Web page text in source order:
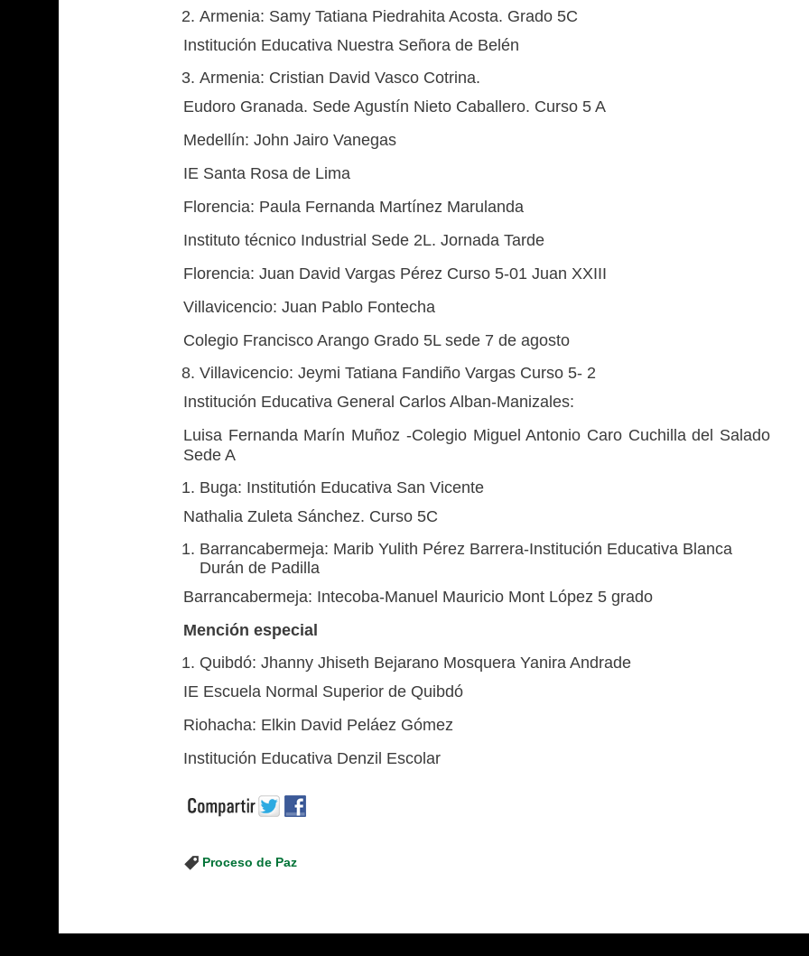
Armenia: Samy Tatiana Piedrahita Acosta. Grado 5C
Institución Educativa Nuestra Señora de Belén
Armenia: Cristian David Vasco Cotrina.
Eudoro Granada. Sede Agustín Nieto Caballero. Curso 5 A
Medellín: John Jairo Vanegas
IE Santa Rosa de Lima
Florencia: Paula Fernanda Martínez Marulanda
Instituto técnico Industrial Sede 2L. Jornada Tarde
Florencia: Juan David Vargas Pérez Curso 5-01 Juan XXIII
Villavicencio: Juan Pablo Fontecha
Colegio Francisco Arango Grado 5L sede 7 de agosto
Villavicencio: Jeymi Tatiana Fandiño Vargas Curso 5- 2
Institución Educativa General Carlos Alban-Manizales:
Luisa Fernanda Marín Muñoz -Colegio Miguel Antonio Caro Cuchilla del Salado
Sede A
Buga: Institutión Educativa San Vicente
Nathalia Zuleta Sánchez. Curso 5C
Barrancabermeja: Marib Yulith Pérez Barrera-Institución Educativa Blanca
Durán de Padilla
Barrancabermeja: Intecoba-Manuel Mauricio Mont López 5 grado
Mención especial
Quibdó: Jhanny Jhiseth Bejarano Mosquera Yanira Andrade
IE Escuela Normal Superior de Quibdó
Riohacha: Elkin David Peláez Gómez
Institución Educativa Denzil Escolar
Proceso de Paz